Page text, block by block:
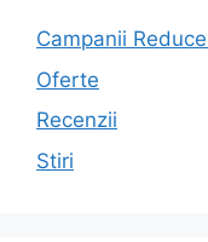
Campanii
Oferte
Recenzii
Stiri